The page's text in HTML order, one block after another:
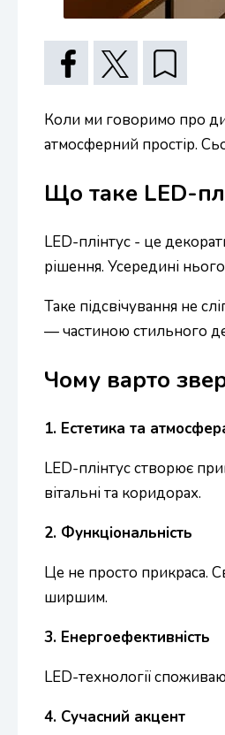
Коли ми говоримо про
атмосферний простір.
Що таке LED-
LED-плінтус - це
рішення. Усередині
Таке підсвічування не
— частиною стильного
Чому варто
1. Естетика та
LED-плінтус створює
вітальні та коридорах.
2. Функціональність
Це не просто прикраса.
ширшим.
3. Енергоефективність
LED-технології
4. Сучасний акцент